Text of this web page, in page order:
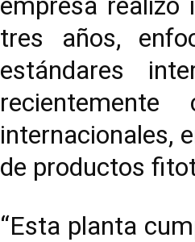
tres años,
estándares
internacionales,
de productos
“Esta planta